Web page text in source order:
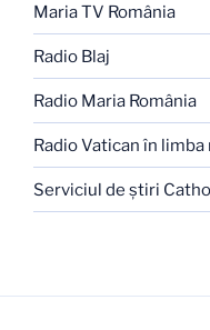
Maria TV România
Radio Blaj
Radio Maria România
Radio Vatican în limba
Serviciul de ştiri